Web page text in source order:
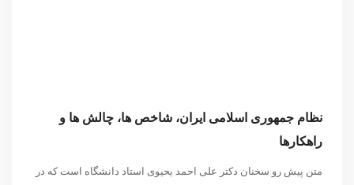
نظام جمهوری اسلامی ایران، شاخص ها، چالش ها و
راهکارها
متن پیش رو سخنان دکتر علی احمد یحیوی استاد دانشگاه است که در